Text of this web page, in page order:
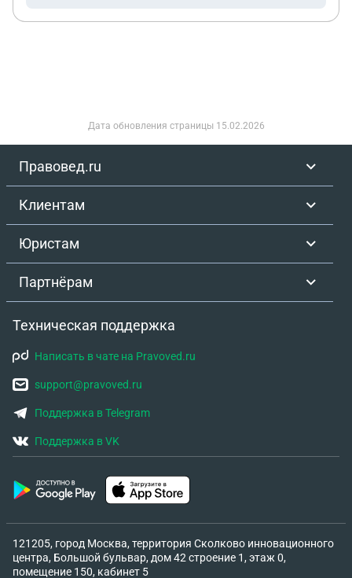
Дата обновления страницы 15.02.2026
Правовед.ru
Клиентам
Юристам
Партнёрам
Техническая поддержка
Написать в чате на Pravoved.ru
support@pravoved.ru
Поддержка в Telegram
Поддержка в VK
121205, город Москва, территория Сколково инновационного
центра, Большой бульвар, дом 42 строение 1, этаж 0,
помещение 150, кабинет 5